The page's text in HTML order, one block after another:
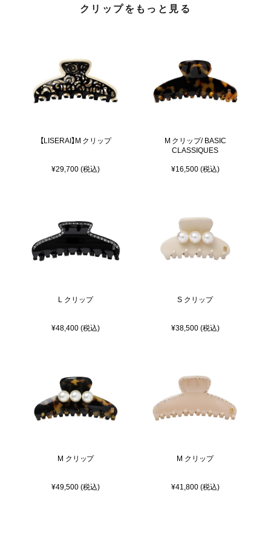
クリップをもっと見る
【LISERAI】M クリップ
¥29,700 (税込)
M クリップ/ BASIC
CLASSIQUES
¥16,500 (税込)
L クリップ
¥48,400 (税込)
S クリップ
¥38,500 (税込)
M クリップ
¥49,500 (税込)
M クリップ
¥41,800 (税込)